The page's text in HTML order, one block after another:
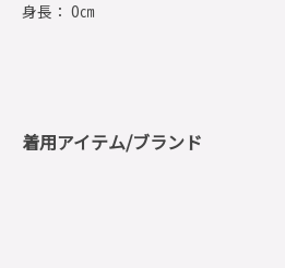
身長： 0㎝
着用アイテム/ブランド